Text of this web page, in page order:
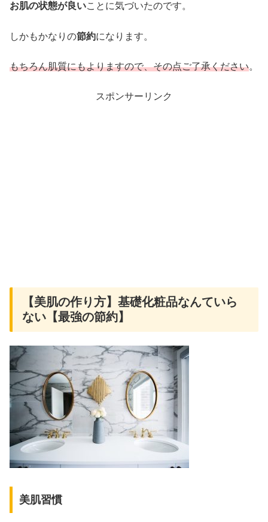
お肌の状態が良いことに気づいたのです。
しかもかなりの節約になります。
もちろん肌質にもよりますので、その点ご了承ください。
スポンサーリンク
【美肌の作り方】基礎化粧品なんていら
ない【最強の節約】
美肌習慣